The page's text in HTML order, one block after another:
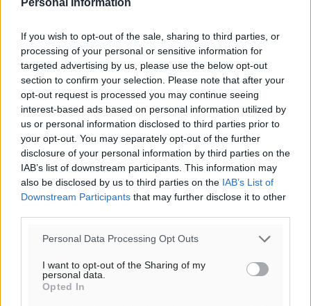
If you wish to opt-out of the sale, sharing to third parties, or
processing of your personal or sensitive information for
targeted advertising by us, please use the below opt-out
section to confirm your selection. Please note that after your
opt-out request is processed you may continue seeing
interest-based ads based on personal information utilized by
us or personal information disclosed to third parties prior to
your opt-out. You may separately opt-out of the further
disclosure of your personal information by third parties on the
IAB’s list of downstream participants. This information may
also be disclosed by us to third parties on the IAB’s List of
Downstream Participants that may further disclose it to other
Personal Data Processing Opt Outs
I want to opt-out of the Sharing of my
personal data.
Opted In
o καιρός τώρα:
αίθριος καιρός
81%
16km/h
Δ-ΝΔ
27°/28°
06:18
20:07
πρόγνωση:
32°
ΣΑ